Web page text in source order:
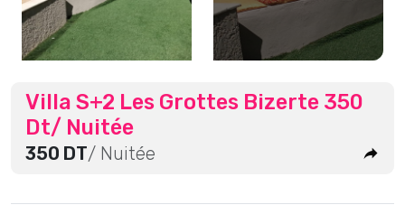
Villa S+2 Les Grottes Bizerte 350
Dt/ Nuitée
350 DT/ Nuitée